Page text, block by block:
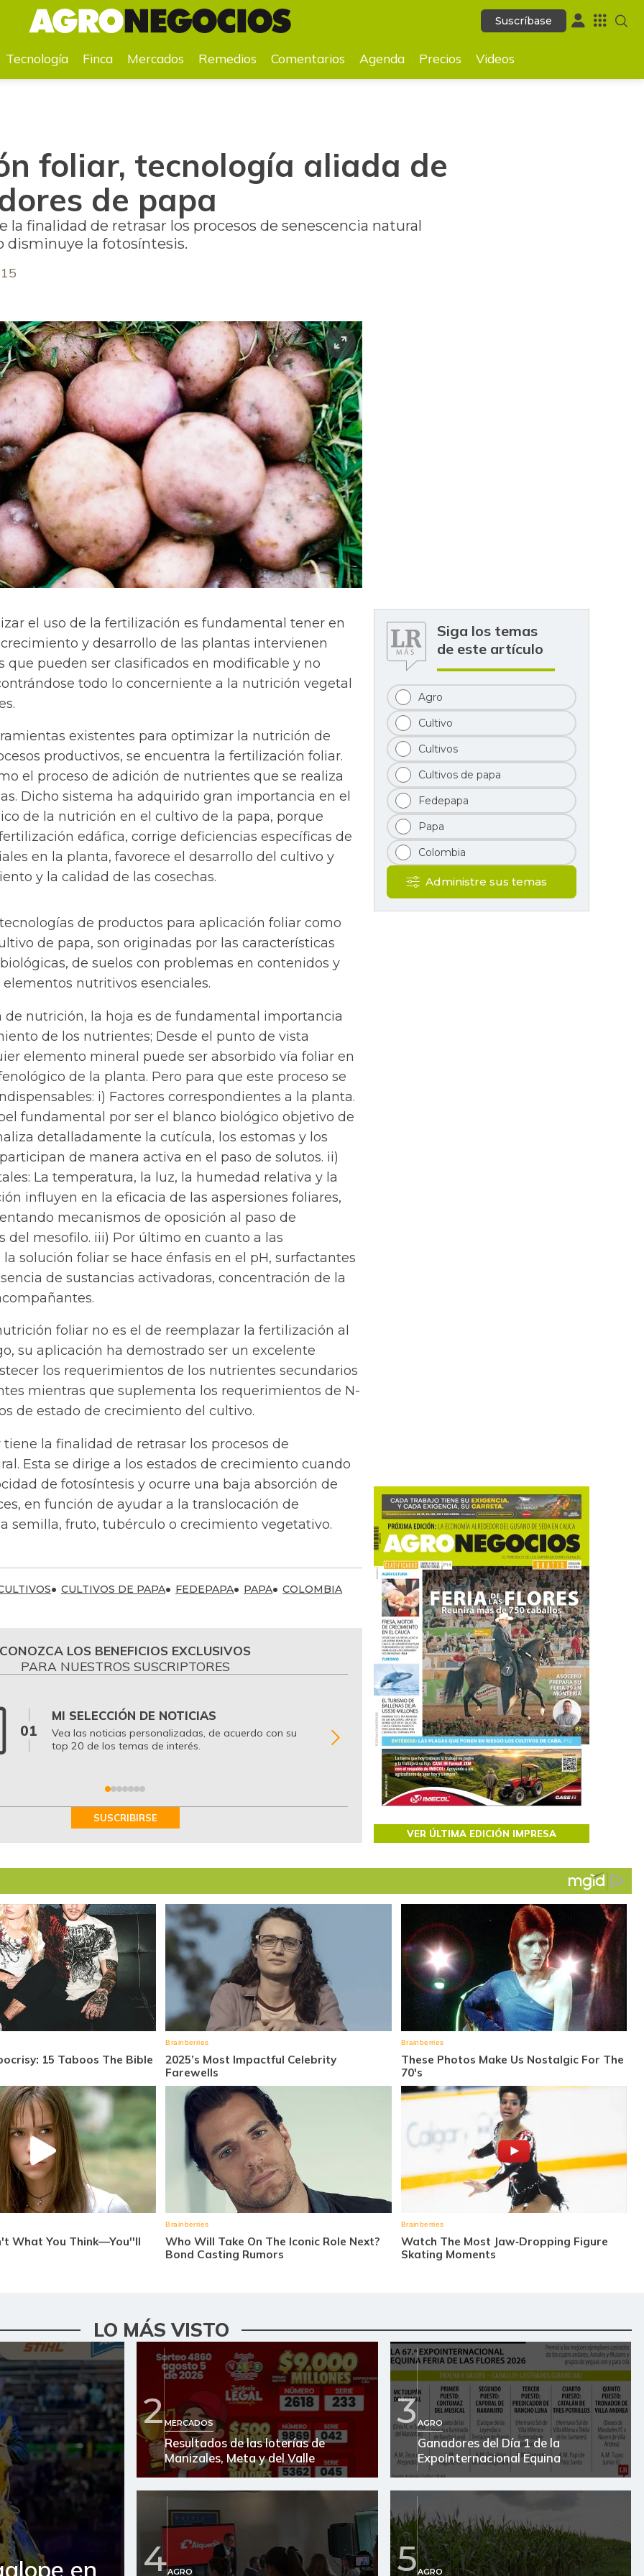
Suscríbase
de papa
Suscríbase
Tecnología Finca Mercados Remedios Comentarios Agenda Precios Videos
foliar, tecnología aliada de
de papa
finalidad de retrasar los procesos de senescencia natural
disminuye la fotosíntesis.
el uso de la fertilización es fundamental tener en
y desarrollo de las plantas intervienen
que pueden ser clasificados en modificable y no
todo lo concerniente a la nutrición vegetal
existentes para optimizar la nutrición de
productivos, se encuentra la fertilización foliar.
el proceso de adición de nutrientes que se realiza
Dicho sistema ha adquirido gran importancia en el
de la nutrición en el cultivo de la papa, porque
edáfica, corrige deficiencias específicas de
en la planta, favorece el desarrollo del cultivo y
y la calidad de las cosechas.
de productos para aplicación foliar como
de papa, son originadas por las características
de suelos con problemas en contenidos y
nutritivos esenciales.
de nutrición, la hoja es de fundamental importancia
de los nutrientes; Desde el punto de vista
elemento mineral puede ser absorbido vía foliar en
de la planta. Pero para que este proceso se
i) Factores correspondientes a la planta.
fundamental por ser el blanco biológico objetivo de
detalladamente la cutícula, los estomas y los
de manera activa en el paso de solutos. ii)
La temperatura, la luz, la humedad relativa y la
influyen en la eficacia de las aspersiones foliares,
mecanismos de oposición al paso de
del mesofilo. iii) Por último en cuanto a las
solución foliar se hace énfasis en el pH, surfactantes
de sustancias activadoras, concentración de la
foliar no es el de reemplazar la fertilización al
su aplicación ha demostrado ser un excelente
los requerimientos de los nutrientes secundarios
mientras que suplementa los requerimientos de N-
de estado de crecimiento del cultivo.
la finalidad de retrasar los procesos de
Esta se dirige a los estados de crecimiento cuando
de fotosíntesis y ocurre una baja absorción de
en función de ayudar a la translocación de
semilla, fruto, tubérculo o crecimiento vegetativo.
CULTIVOS DE PAPA FEDEPAPA PAPA COLOMBIA
CONOZCA LOS BENEFICIOS EXCLUSIVOS
PARA NUESTROS SUSCRIPTORES
01
MI SELECCIÓN DE NOTICIAS
Vea las noticias personalizadas, de acuerdo con su
top 20 de los temas de interés.
02
BITÁCORA EMPRESARIAL 10.000 LR
Recopilación clasificada por sectores
regiones del comportamiento general y
de las 10.000 primeras empresas en ventas
Colombia.
SUSCRIBIRSE
Siga los temas
de este artículo
Agro
Cultivo
Cultivos
Cultivos de papa
Fedepapa
Papa
Colombia
Administre sus temas
VER ÚLTIMA EDICIÓN IMPRESA
LO MÁS VISTO
en
2MERCADOS
Resultados de las loterías de
Manizales, Meta y del Valle
3AGRO
Ganadores del Día 1 de la
ExpoInternacional Equina
4AGRO 5AGRO